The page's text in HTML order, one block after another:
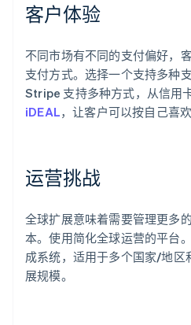
客户体验
不同市场有不同的支付偏好，
支付方式。选择一个支持多种
Stripe 支持多种方式，从信用
iDEAL，让客户可以按自己喜
运营挑战
全球扩展意味着需要管理更多
本。使用简化全球运营的平台
成系统，适用于多个国家/地区
展规模。
阿联酋
English
爱尔兰